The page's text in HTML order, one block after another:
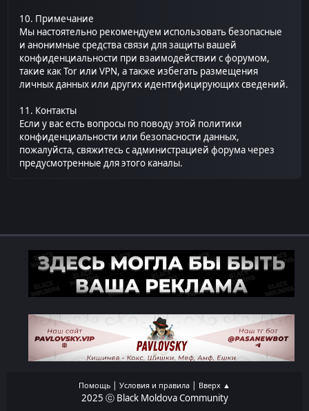
10. Примечание
Мы настоятельно рекомендуем использовать безопасные
и анонимные средства связи для защиты вашей
конфиденциальности при взаимодействии с форумом,
такие как Tor или VPN, а также избегать размещения
личных данных или других идентифицирующих сведений.
11. Контакты
Если у вас есть вопросы по поводу этой политики
конфиденциальности или безопасности данных,
пожалуйста, свяжитесь с администрацией форума через
предусмотренные для этого каналы.
Помощь | Условия и правила | Вверх ▲
2025 ⓒ Black Moldova Community